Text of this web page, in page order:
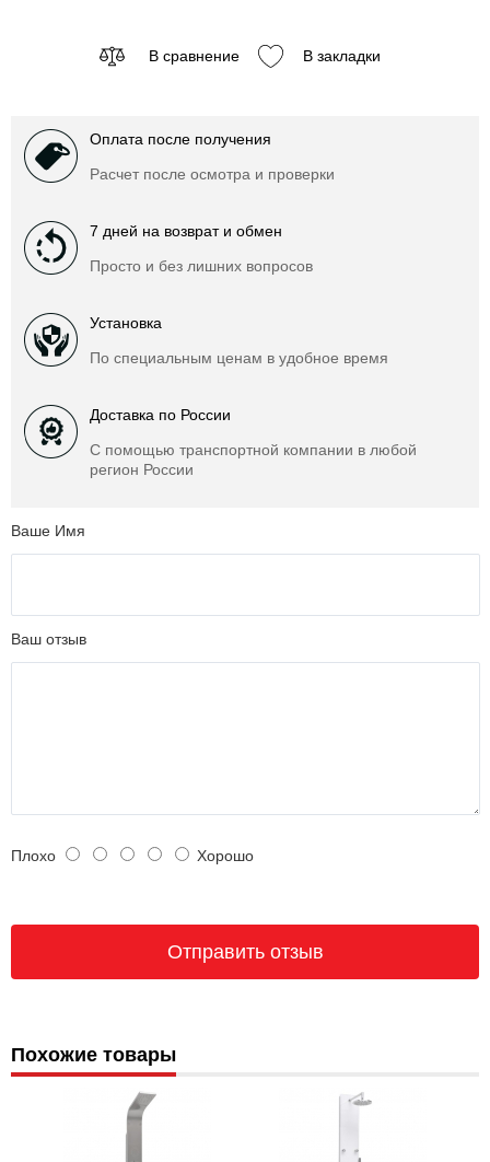
В сравнение В закладки
Оплата после получения
Расчет после осмотра и проверки
7 дней на возврат и обмен
Просто и без лишних вопросов
Установка
По специальным ценам в удобное время
Доставка по России
С помощью транспортной компании в любой
регион России
Ваше Имя
Ваш отзыв
Плохо Хорошо
Похожие товары